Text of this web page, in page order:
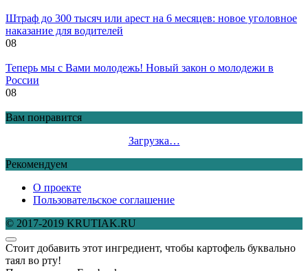
Штраф до 300 тысяч или арест на 6 месяцев: новое уголовное
наказание для водителей
08
Теперь мы с Вами молодежь! Новый закон о молодежи в
России
08
Вам понравится
Загрузка…
Рекомендуем
О проекте
Пользовательское соглашение
© 2017-2019 KRUTIAK.RU
Стоит добавить этот ингредиент, чтобы картофель буквально
таял во рту!